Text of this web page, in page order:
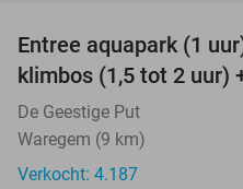
Entree aquapark (1
klimbos (1,5 tot 2 uur)
De Geestige Put
Waregem (9 km)
Verkocht: 4.187